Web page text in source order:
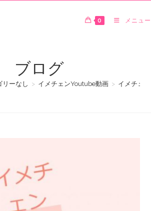
0 メニュー
ブログ
リーなし > イメチェンYoutube動画 > イメチェ